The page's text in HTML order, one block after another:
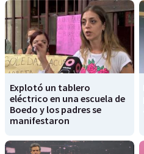
Explotó un tablero
eléctrico en una escuela de
Boedo y los padres se
manifestaron